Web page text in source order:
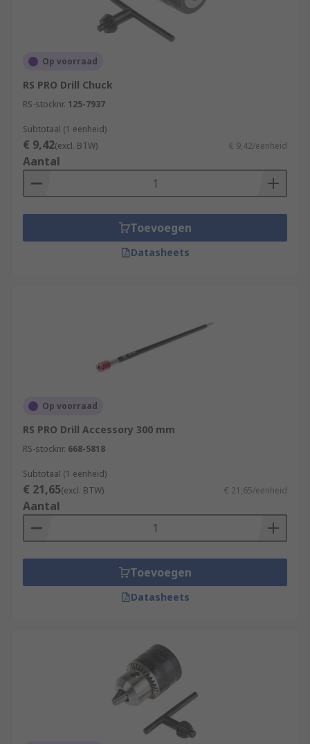
your main drill is adaptable and can handle your
different requirements.
Op voorraad
RS PRO Drill Chuck
RS-stocknr. 125-7937
Subtotaal (1 eenheid)
€ 9,42(excl. BTW) € 9,42/eenheid
Aantal
Toevoegen
Datasheets
Op voorraad
RS PRO Drill Accessory 300 mm
RS-stocknr. 668-5818
Subtotaal (1 eenheid)
€ 21,65(excl. BTW) € 21,65/eenheid
Aantal
Toevoegen
Datasheets